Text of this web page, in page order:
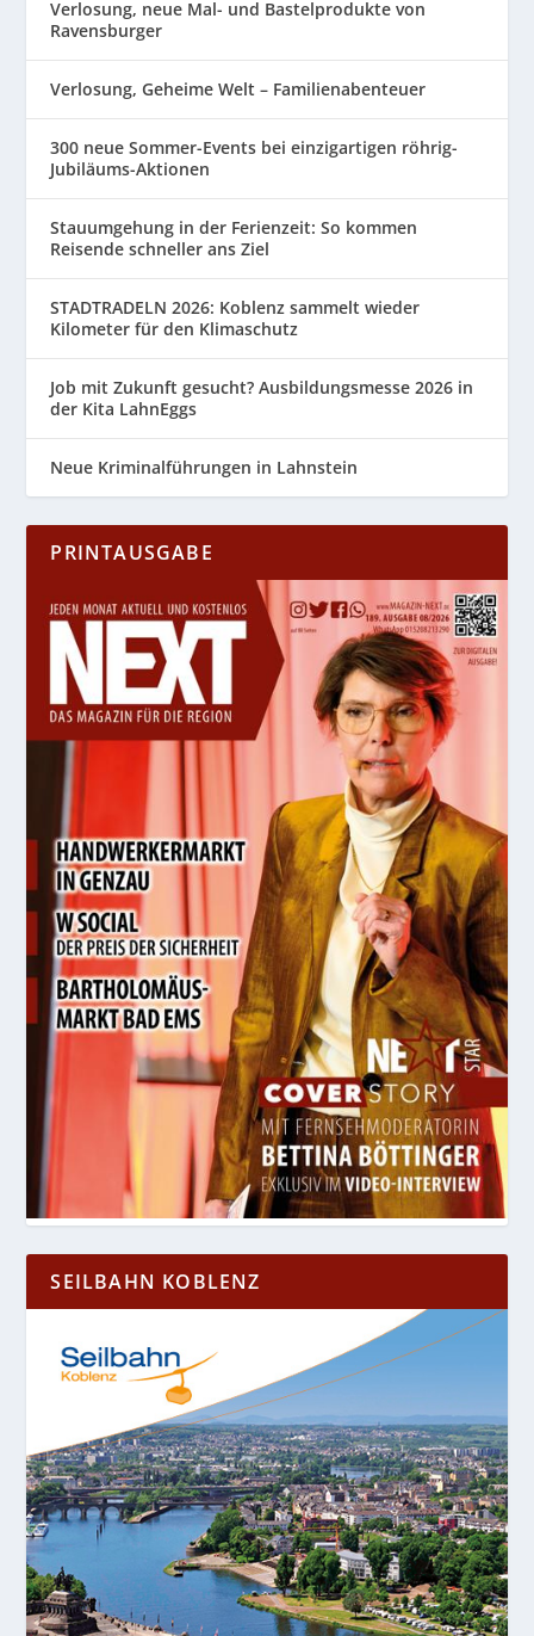
Verlosung, neue Mal- und Bastelprodukte von
Ravensburger
Verlosung, Geheime Welt – Familienabenteuer
300 neue Sommer-Events bei einzigartigen röhrig-
Jubiläums-Aktionen
Stauumgehung in der Ferienzeit: So kommen
Reisende schneller ans Ziel
STADTRADELN 2026: Koblenz sammelt wieder
Kilometer für den Klimaschutz
Job mit Zukunft gesucht? Ausbildungsmesse 2026 in
der Kita LahnEggs
Neue Kriminalführungen in Lahnstein
PRINTAUSGABE
SEILBAHN KOBLENZ